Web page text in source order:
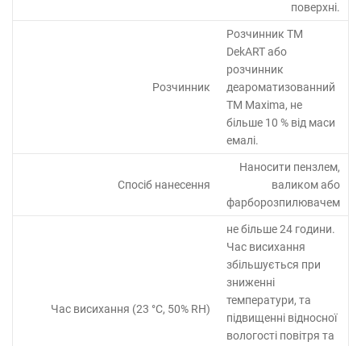
поверхні.
Розчинник
Розчинник ТМ
DekART або
розчинник
деароматизованний
ТМ Maxima, не
більше 10 % від маси
емалі.
Спосіб нанесення
Наносити пензлем,
валиком або
фарборозпилювачем
Час висихання (23 °C, 50% RH)
не більше 24 години.
Час висихання
збільшується при
зниженні
температури, та
підвищенні відносної
вологості повітря та